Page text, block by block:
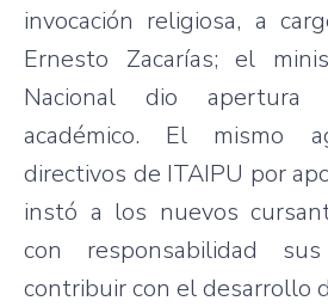
invocación religiosa, a
Ernesto Zacarías; el
Nacional dio
académico. El mismo
directivos de ITAIPU por
instó a los nuevos
con responsabilidad
contribuir con el desarrollo